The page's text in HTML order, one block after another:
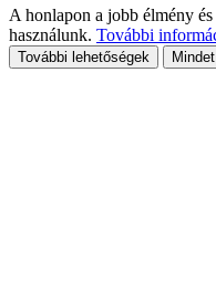
A honlapon a jobb élmény
használunk. További
További lehetőségek